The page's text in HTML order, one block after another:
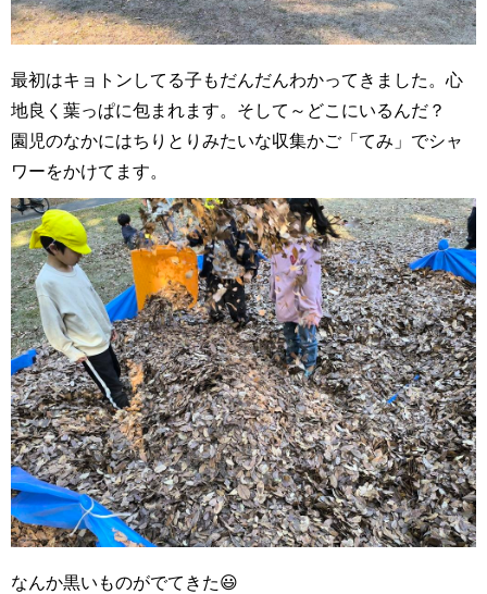
最初はキョトンしてる子もだんだんわかってきました。心
地良く葉っぱに包まれます。そして～どこにいるんだ？
園児のなかにはちりとりみたいな収集かご「てみ」でシャ
ワーをかけてます。
なんか黒いものがでてきた😃